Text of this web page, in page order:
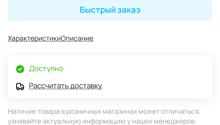
Быстрый заказ
ХарактеристикиОписание
Доступно
Рассчитать доставку
Наличие товара в розничных магазинах может отличаться,
узнавайте актуальную информацию у наших менеджеров.